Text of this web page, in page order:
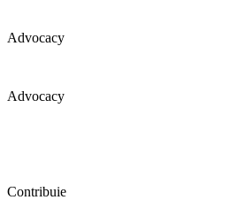
Advocacy
Advocacy
Contribuie